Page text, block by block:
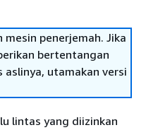
penerjemah. Jika
bertentangan
aslinya, utamakan versi
lintas yang diizinkan